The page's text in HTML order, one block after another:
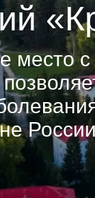
спецпредложения
Достижения,
дипломы
место